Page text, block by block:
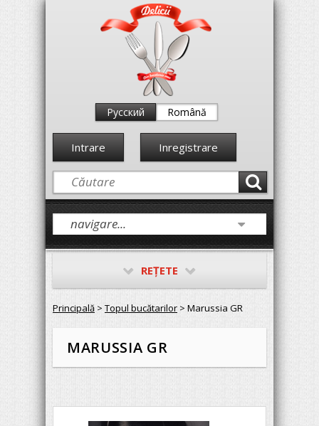
Русский Română
Intrare Inregistrare
REŢETE
Principală > Topul bucătarilor > Marussia GR
MARUSSIA GR